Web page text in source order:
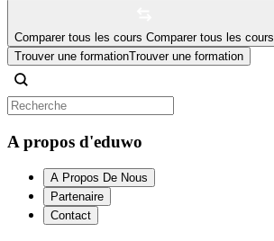
Comparer tous les cours Comparer tous les cours
Trouver une formationTrouver une formation
A propos d'eduwo
A Propos De Nous
Partenaire
Contact